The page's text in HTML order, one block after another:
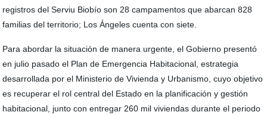
registros del Serviu Biobío son 28 campamentos que abarcan 828
familias del territorio; Los Ángeles cuenta con siete.
Para abordar la situación de manera urgente, el Gobierno presentó
en julio pasado el Plan de Emergencia Habitacional, estrategia
desarrollada por el Ministerio de Vivienda y Urbanismo, cuyo objetivo
es recuperar el rol central del Estado en la planificación y gestión
habitacional, junto con entregar 260 mil viviendas durante el periodo